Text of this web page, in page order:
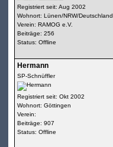
Registriert seit: Aug 2002
Wohnort: Lünen/NRW/Deutschland
Verein: RAMOG e.V.
Beiträge: 256
Status: Offline
Hermann
SP-Schnüffler
Registriert seit: Okt 2002
Wohnort: Göttingen
Verein:
Beiträge: 907
Status: Offline